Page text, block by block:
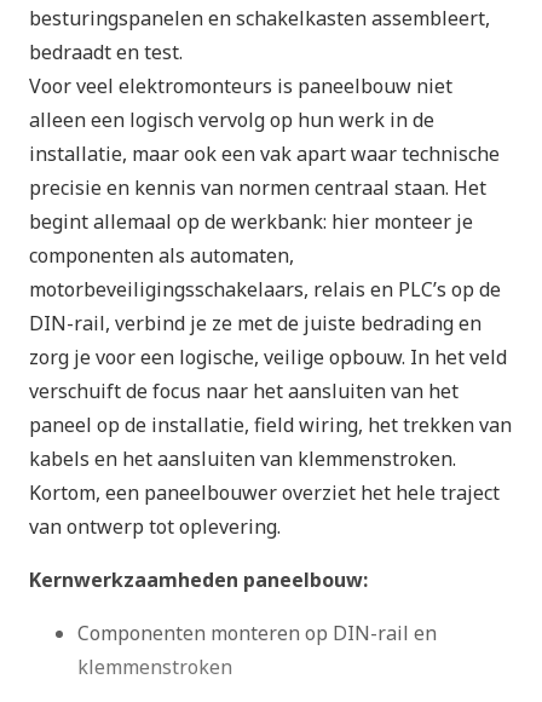
besturingspanelen en schakelkasten assembleert,
bedraadt en test.
Voor veel elektromonteurs is paneelbouw niet
alleen een logisch vervolg op hun werk in de
installatie, maar ook een vak apart waar technische
precisie en kennis van normen centraal staan. Het
begint allemaal op de werkbank: hier monteer je
componenten als automaten,
motorbeveiligingsschakelaars, relais en PLC’s op de
DIN-rail, verbind je ze met de juiste bedrading en
zorg je voor een logische, veilige opbouw. In het veld
verschuift de focus naar het aansluiten van het
paneel op de installatie, field wiring, het trekken van
kabels en het aansluiten van klemmenstroken.
Kortom, een paneelbouwer overziet het hele traject
van ontwerp tot oplevering.
Kernwerkzaamheden paneelbouw:
Componenten monteren op DIN-rail en
klemmenstroken